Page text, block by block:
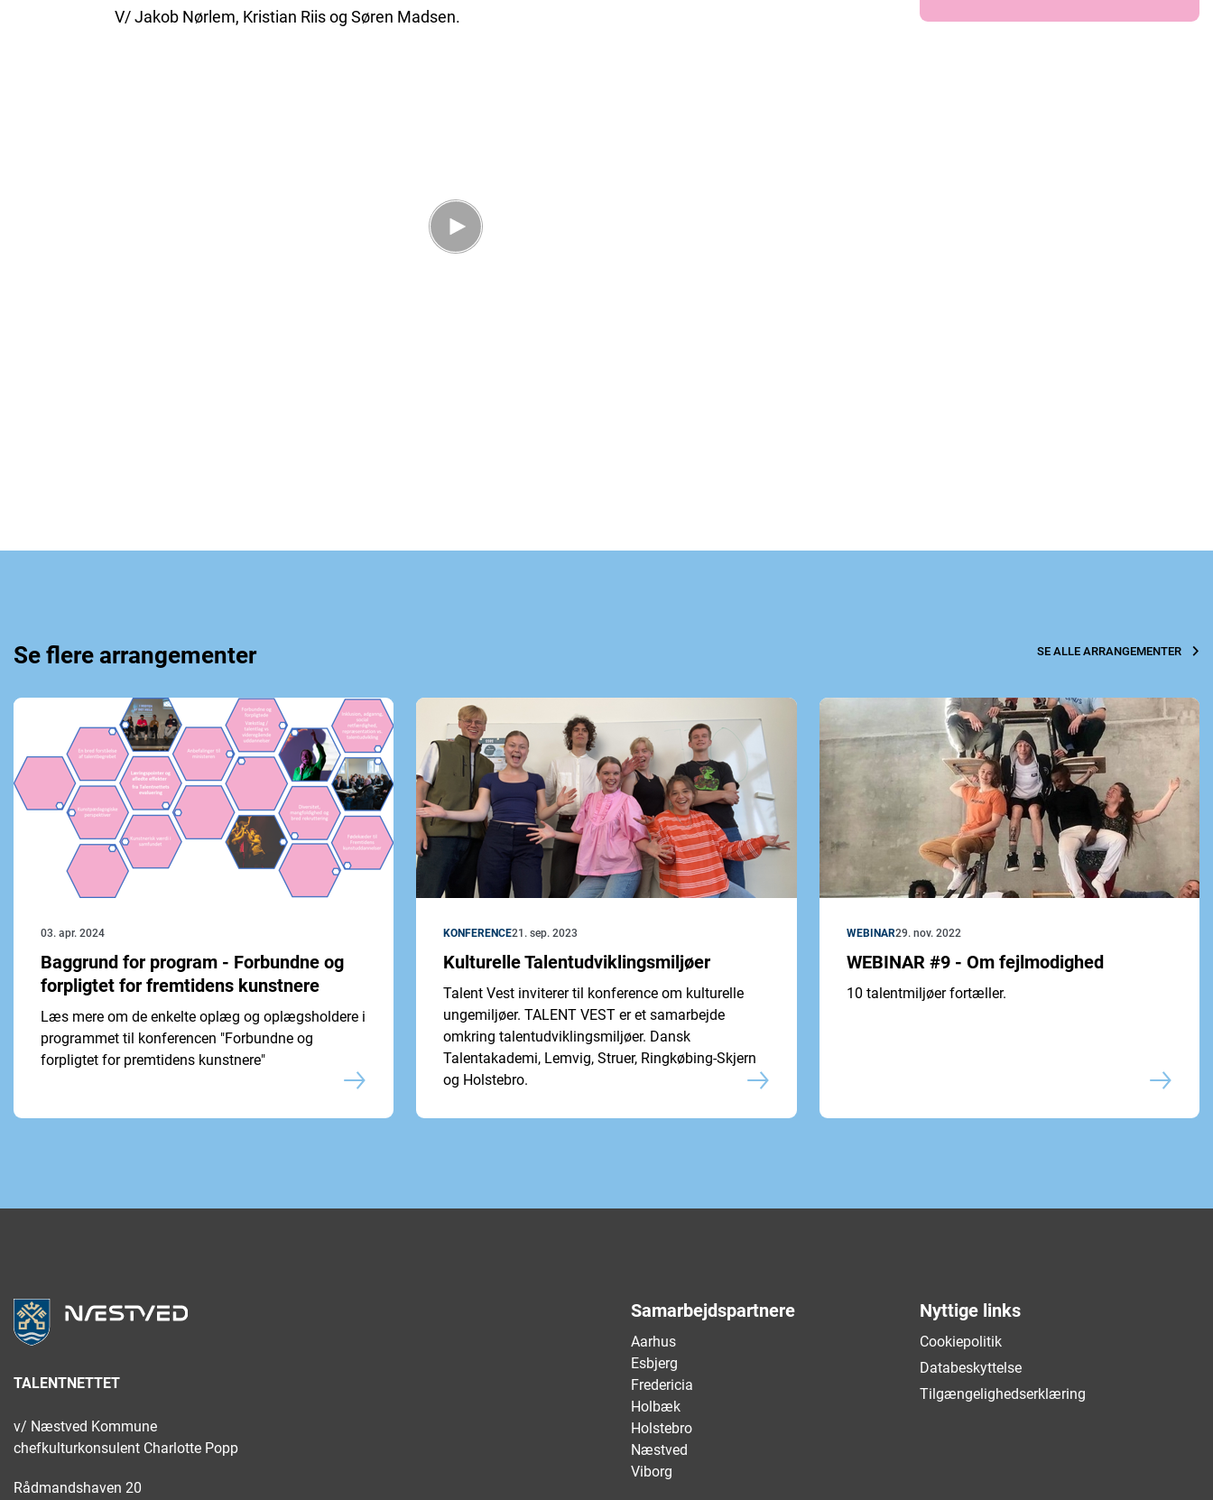
V/ Jakob Nørlem, Kristian Riis og Søren Madsen.
Se flere arrangementer SE ALLE ARRANGEMENTER
03. apr. 2024
Baggrund for program - Forbundne og
forpligtet for fremtidens kunstnere
Læs mere om de enkelte oplæg og oplægsholdere i
programmet til konferencen "Forbundne og
forpligtet for premtidens kunstnere"
KONFERENCE21. sep. 2023
Kulturelle Talentudviklingsmiljøer
Talent Vest inviterer til konference om kulturelle
ungemiljøer. TALENT VEST er et samarbejde
omkring talentudviklingsmiljøer. Dansk
Talentakademi, Lemvig, Struer, Ringkøbing-Skjern
og Holstebro.
WEBINAR29. nov. 2022
WEBINAR #9 - Om fejlmodighed
10 talentmiljøer fortæller.
TALENTNETTET
v/ Næstved Kommune
chefkulturkonsulent Charlotte Popp
Rådmandshaven 20
Samarbejdspartnere
Aarhus
Esbjerg
Fredericia
Holbæk
Holstebro
Næstved
Viborg
Nyttige links
Cookiepolitik
Databeskyttelse
Tilgængelighedserklæring